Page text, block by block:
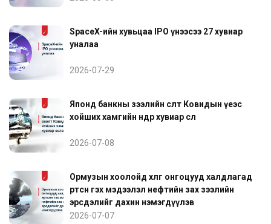
SpaceX-ийн хувьцаа IPO үнээсээ 27 хувиар
уналаа
2026-07-29
Японд банкны зээлийн өсөлт Ковидын үеэс
хойших хамгийн өндөр хувиар өслөө
2026-07-08
Ормузын хоолойд хөлөг онгоцууд халдлагад
өртсөн гэх мэдээлэл нефтийн зах зээлийн
эрсдэлийг дахин нэмэгдүүлэв
2026-07-07